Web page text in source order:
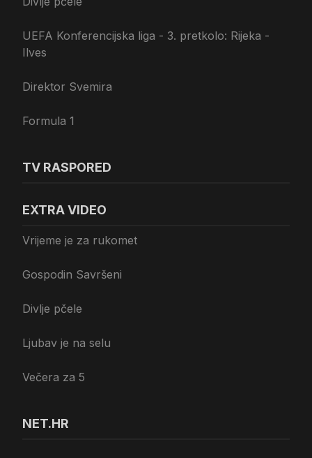
UEFA Konferencijska liga - 3. pretkolo: Rijeka -
Ilves
Direktor Svemira
Formula 1
TV RASPORED
EXTRA VIDEO
Vrijeme je za rukomet
Gospodin Savršeni
Divlje pčele
Ljubav je na selu
Večera za 5
NET.HR